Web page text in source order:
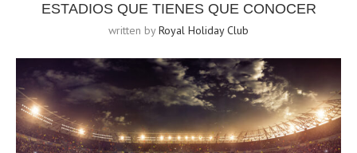
ESTADIOS QUE TIENES QUE CONOCER
written byRoyal Holiday Club